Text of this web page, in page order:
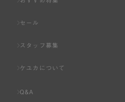
セール
スタッフ募集
ケユカについて
Q&A